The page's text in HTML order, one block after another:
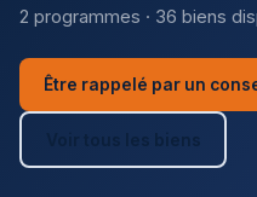
2 programmes · 36 biens
Être rappelé par un
Voir tous les biens